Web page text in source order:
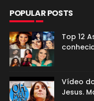
POPULAR POSTS
Top 12
Vídeo
Jesus.